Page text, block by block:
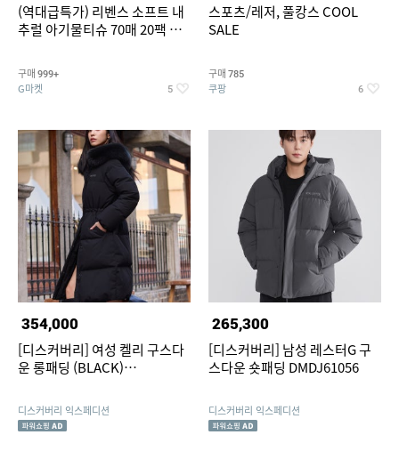
(역대급특가) 리벤스 소프트 내
추럴 아기물티슈 70매 20팩 캡
구매 999+
G마켓 5
스포츠/레저, 풀캉스 COOL
SALE
구매 785
쿠팡 6
354,000
[디스커버리] 여성 켈리 구스다
운 롱패딩 (BLACK)
디스커버리 익스페디션
265,300
[디스커버리] 남성 레스터G 구
스다운 숏패딩 DMDJ61056
디스커버리 익스페디션